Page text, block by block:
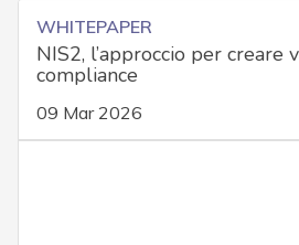
WHITEPAPER
NIS2, l’approccio per creare
compliance
09 Mar 2026